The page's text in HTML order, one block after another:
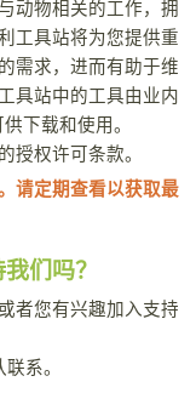
动物相关的工作，拥
工具站将为您提供重
需求，进而有助于维
具站中的工具由业内
下载和使用。
授权许可条款。
请定期查看以获取最
们吗？
者您有兴趣加入支持
系。